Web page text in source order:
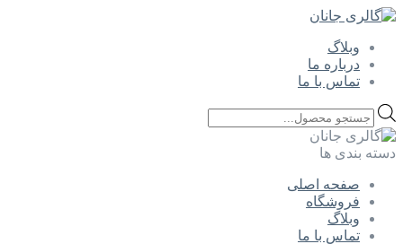
وبلاگ
درباره ما
تماس با ما
Products
search
دسته بندی ها
صفحه اصلی
فروشگاه
وبلاگ
تماس با ما